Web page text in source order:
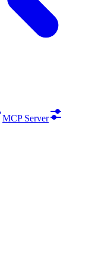
MCP Server